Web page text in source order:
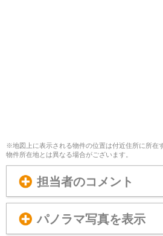
※地図上に表示される物件の位置は付近住所に所在
物件所在地とは異なる場合がございます。
担当者のコメント
パノラマ写真を表示